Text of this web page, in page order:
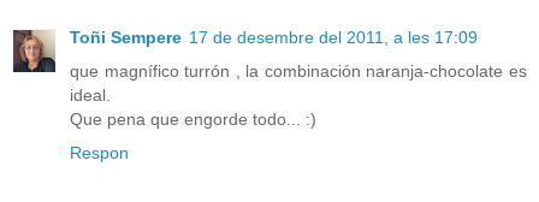
Toñi Sempere 17 de desembre del 2011, a les 17:09
que magnífico turrón , la combinación naranja-chocolate es
ideal.
Que pena que engorde todo... :)
Respon